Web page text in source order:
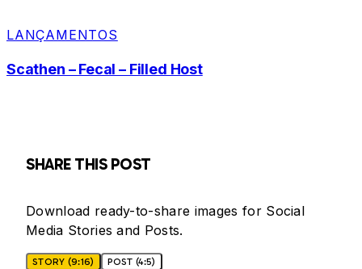
LANÇAMENTOS
Scathen – Fecal – Filled Host
SHARE THIS POST
Download ready-to-share images for Social
Media Stories and Posts.
STORY (9:16) POST (4:5)